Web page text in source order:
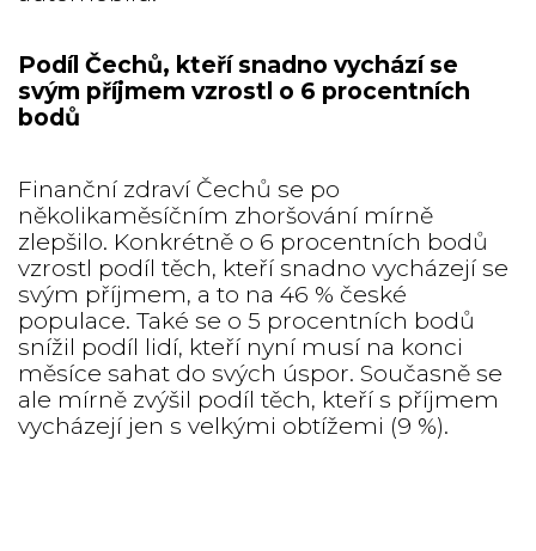
Podíl Čechů, kteří snadno vychází se
svým příjmem vzrostl o 6 procentních
bodů
Finanční zdraví Čechů se po
několikaměsíčním zhoršování mírně
zlepšilo. Konkrétně o 6 procentních bodů
vzrostl podíl těch, kteří snadno vycházejí se
svým příjmem, a to na 46 % české
populace. Také se o 5 procentních bodů
snížil podíl lidí, kteří nyní musí na konci
měsíce sahat do svých úspor. Současně se
ale mírně zvýšil podíl těch, kteří s příjmem
vycházejí jen s velkými obtížemi (9 %).